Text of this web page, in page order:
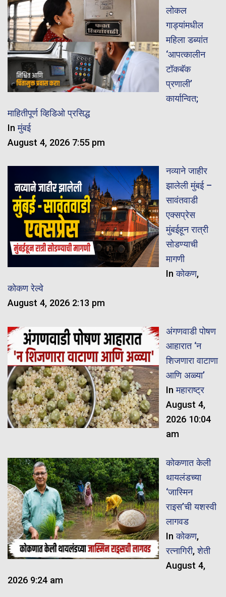
लोकल
गाड्यांमधील
महिला डब्यांत
‘आपत्कालीन
टॉकबॅक
प्रणाली’
कार्यान्वित;
माहितीपूर्ण व्हिडिओ प्रसिद्ध
Inमुंबई
August 4, 2026 7:55 pm
नव्याने जाहीर
झालेली मुंबई –
सावंतवाडी
एक्सप्रेस
मुंबईहून रात्री
सोडण्याची
मागणी
Inकोकण,
कोकण रेल्वे
August 4, 2026 2:13 pm
अंगणवाडी पोषण
आहारात ‘न
शिजणारा वाटाणा
आणि अळ्या’
Inमहाराष्ट्र
August 4,
2026 10:04
am
कोकणात केली
थायलंडच्या
‘जास्मिन
राइस’ची यशस्वी
लागवड
Inकोकण,
रत्नागिरी,शेती
August 4,
2026 9:24 am